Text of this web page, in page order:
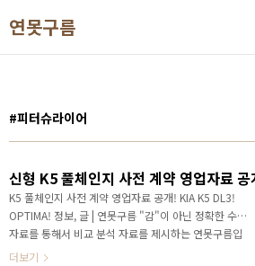
연못구름
#피터슈라이어
K5 풀체인지 사전 계약 영업자료 공개! KIA K5 DL3! ​
OPTIMA! 정보, 글 | 연못구름 "감"이 아닌 정확한 수치
자료를 통해서 비교 분석 자료를 제시하는 연못구름입
니다! 안녕하세요? 연못구름입니다. 지난주에 3세대 K5
더보기